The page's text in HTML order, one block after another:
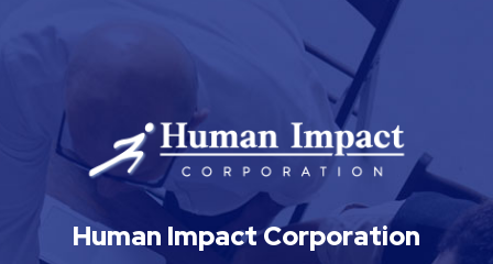
Human Impact Corporation